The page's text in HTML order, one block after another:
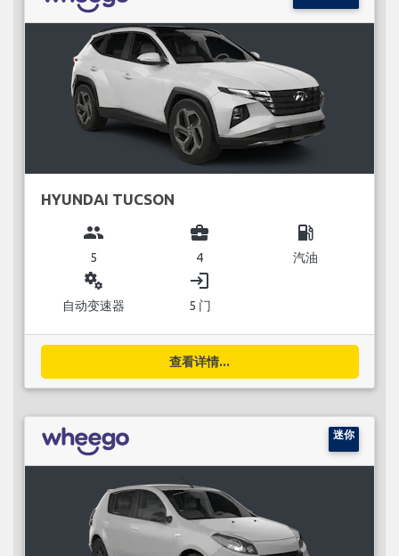
HYUNDAI TUCSON
group
5
business_center
4
local_gas_station
汽油
miscellaneous_services
自动变速器
login
5 门
查看详情...
迷你